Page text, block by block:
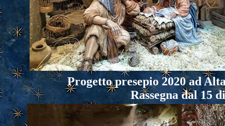
Progetto presepio 2020 ad
Rassegna dal 15